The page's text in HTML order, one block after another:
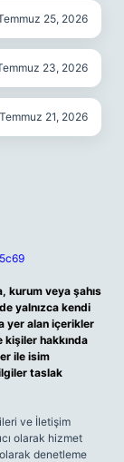
25, 2026
23, 2026
Temmuz 21, 2026
kurum veya şahıs
yalnızca kendi
yer alan içerikler
hakkında
ile isim
taslak
ve İletişim
olarak hizmet
denetleme